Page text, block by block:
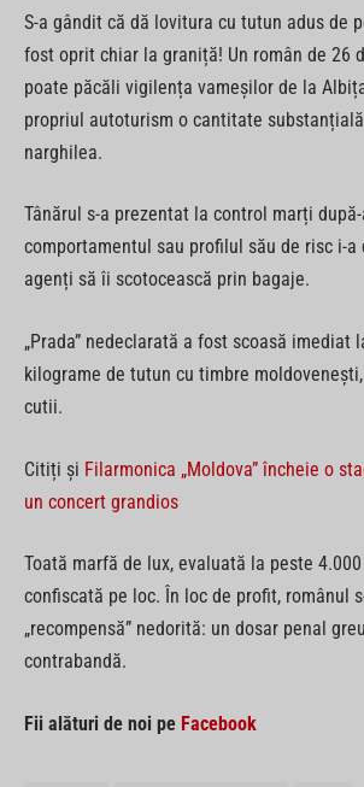
S-a gândit că dă lovitura cu tutun adus de
fost oprit chiar la graniță! Un român de 26
poate păcăli vigilența vameșilor de la
propriul autoturism o cantitate
narghilea.
Tânărul s-a prezentat la control marți
comportamentul sau profilul său de risc i-a
agenți să îi scotocească prin bagaje.
„Prada” nedeclarată a fost scoasă imediat
kilograme de tutun cu timbre
cutii.
Citiți și Filarmonica „Moldova” încheie o
un concert grandios
Toată marfă de lux, evaluată la peste
confiscată pe loc. În loc de profit, românul
„recompensă” nedorită: un dosar penal
contrabandă.
Fii alături de noi pe Facebook